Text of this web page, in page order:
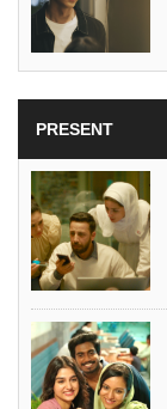
PRESENT